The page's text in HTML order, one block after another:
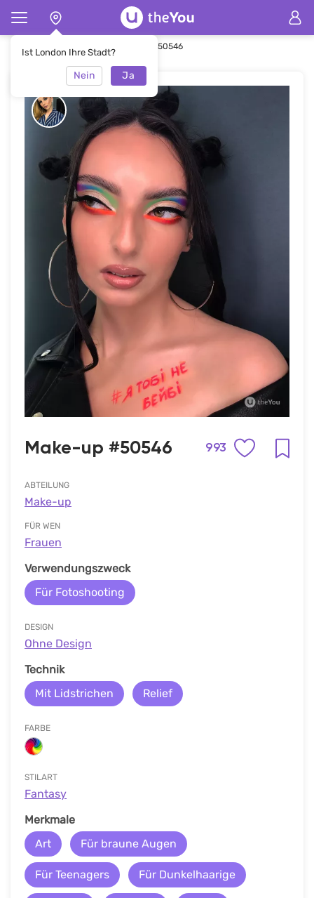
Ist London Ihre Stadt?
Nein Ja
Hauptseite Make-up Make-up #50546
Make-up #50546 993
ABTEILUNG
Make-up
FÜR WEN
Frauen
Verwendungszweck
Für Fotoshooting
DESIGN
Ohne Design
Technik
Mit Lidstrichen
Relief
FARBE
STILART
Fantasy
Merkmale
Art
Für braune Augen
Für Teenagers Für Dunkelhaarige